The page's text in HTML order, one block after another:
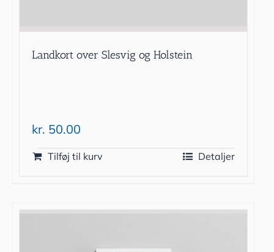
Landkort over Slesvig og Holstein
kr. 50.00
Tilføj til kurv Detaljer